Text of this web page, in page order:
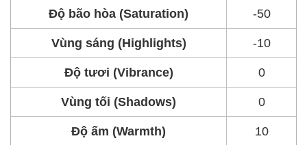
Độ bão hòa (Saturation) -50
Vùng sáng (Highlights) -10
Độ tươi (Vibrance) 0
Vùng tối (Shadows) 0
Độ ấm (Warmth) 10